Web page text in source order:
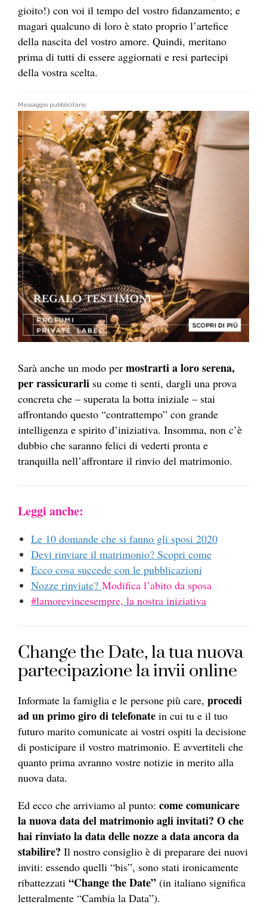
gioito!) con voi il tempo del vostro fidanzamento; e
magari qualcuno di loro è stato proprio l’artefice
della nascita del vostro amore. Quindi, meritano
prima di tutti di essere aggiornati e resi partecipi
della vostra scelta.
Messaggio pubblicitario
Sarà anche un modo per mostrarti a loro serena,
per rassicurarli su come ti senti, dargli una prova
concreta che – superata la botta iniziale – stai
affrontando questo “contrattempo” con grande
intelligenza e spirito d’iniziativa. Insomma, non c’è
dubbio che saranno felici di vederti pronta e
tranquilla nell’affrontare il rinvio del matrimonio.
Leggi anche:
Le 10 domande che si fanno gli sposi 2020
Devi rinviare il matrimonio? Scopri come
Ecco cosa succede con le pubblicazioni
Nozze rinviate? Modifica l’abito da sposa
#lamorevincesempre, la nostra iniziativa
Change the Date, la tua nuova
partecipazione la invii online
Informate la famiglia e le persone più care, procedi
ad un primo giro di telefonate in cui tu e il tuo
futuro marito comunicate ai vostri ospiti la decisione
di posticipare il vostro matrimonio. E avvertiteli che
quanto prima avranno vostre notizie in merito alla
nuova data.
Ed ecco che arriviamo al punto: come comunicare
la nuova data del matrimonio agli invitati? O che
hai rinviato la data delle nozze a data ancora da
stabilire? Il nostro consiglio è di preparare dei nuovi
inviti: essendo quelli “bis”, sono stati ironicamente
ribattezzati “Change the Date” (in italiano significa
letteralmente “Cambia la Data”).